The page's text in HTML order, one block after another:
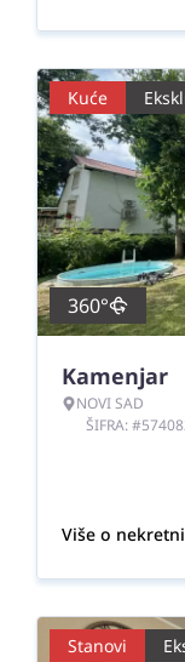
Kuće
360°
Kamenjar
NOVI SAD
ŠIFRA:
Više o
Stanovi